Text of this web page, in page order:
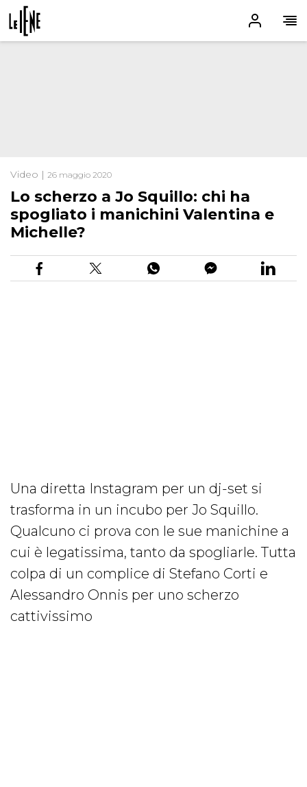
Video | 26 maggio 2020
Lo scherzo a Jo Squillo: chi ha
spogliato i manichini Valentina e
Michelle?
Una diretta Instagram per un dj-set si
trasforma in un incubo per Jo Squillo.
Qualcuno ci prova con le sue manichine a
cui è legatissima, tanto da spogliarle. Tutta
colpa di un complice di Stefano Corti e
Alessandro Onnis per uno scherzo
cattivissimo